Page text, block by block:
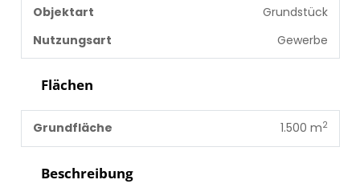
Beschreibung
Objektart
Grundstück
Nutzungsart
Gewerbe
Flächen
Grundfläche 1.500 m2